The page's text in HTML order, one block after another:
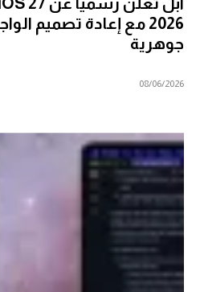
2026 مع إعادة تصميم
جوهرية
08/06/2026